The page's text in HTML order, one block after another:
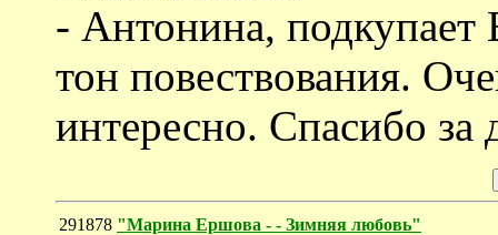
- Антонина,
тон повествования.
интересно. Спасибо за
291878 "Марина Ершова - - Зимняя любовь"